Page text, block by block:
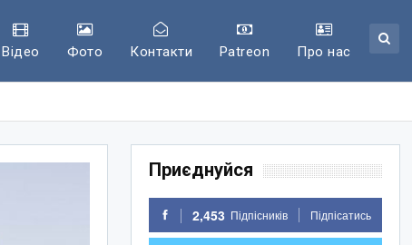
Відео Фото Контакти Patreon Про нас
Приєднуйся
2,453 Підпісників Підпісатись